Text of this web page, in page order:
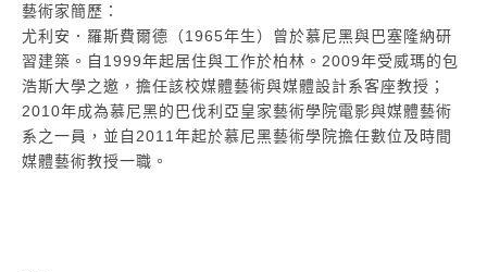
藝術家簡歷：
尤利安．羅斯費爾德（1965年生）曾於慕尼黑與巴塞隆納研
習建築。自1999年起居住與工作於柏林。2009年受威瑪的包
浩斯大學之邀，擔任該校媒體藝術與媒體設計系客座教授；
2010年成為慕尼黑的巴伐利亞皇家藝術學院電影與媒體藝術
系之一員，並自2011年起於慕尼黑藝術學院擔任數位及時間
媒體藝術教授一職。